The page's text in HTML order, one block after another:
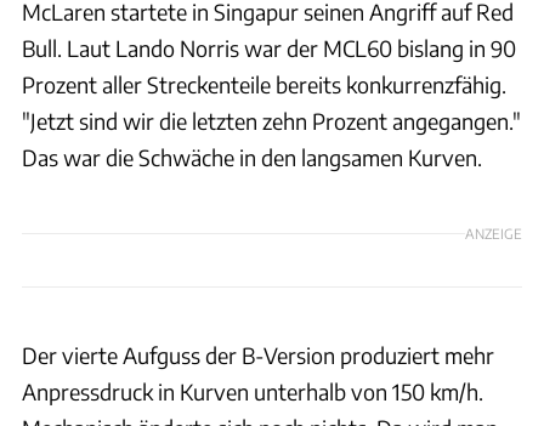
McLaren startete in Singapur seinen Angriff auf Red
Bull. Laut Lando Norris war der MCL60 bislang in 90
Prozent aller Streckenteile bereits konkurrenzfähig.
"Jetzt sind wir die letzten zehn Prozent angegangen."
Das war die Schwäche in den langsamen Kurven.
ANZEIGE
Der vierte Aufguss der B-Version produziert mehr
Anpressdruck in Kurven unterhalb von 150 km/h.